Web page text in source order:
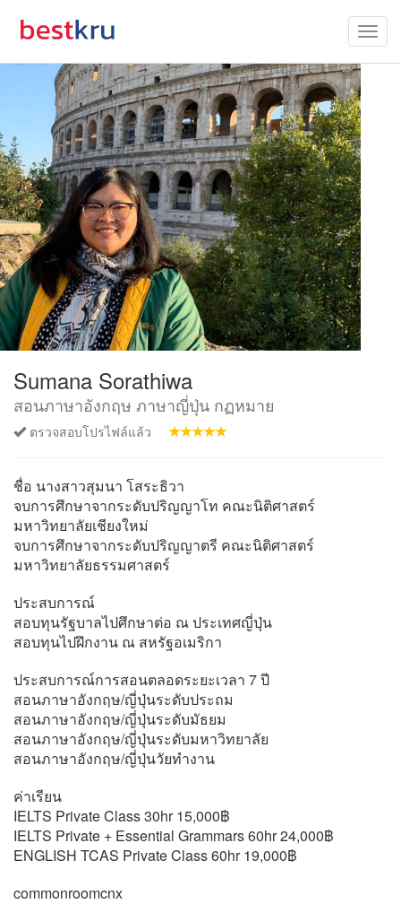
Sumana Sorathiwa
สอนภาษาอังกฤษ ภาษาญี่ปุ่น กฏหมาย
ตรวจสอบโปรไฟล์แล้ว
ชื่อ นางสาวสุมนา โสระธิวา
จบการศึกษาจากระดับปริญญาโท คณะนิติศาสตร์
มหาวิทยาลัยเชียงใหม่
จบการศึกษาจากระดับปริญญาตรี คณะนิติศาสตร์
มหาวิทยาลัยธรรมศาสตร์
ประสบการณ์
สอบทุนรัฐบาลไปศึกษาต่อ ณ ประเทศญี่ปุ่น
สอบทุนไปฝึกงาน ณ สหรัฐอเมริกา
ประสบการณ์การสอนตลอดระยะเวลา 7 ปี
สอนภาษาอังกฤษ/ญี่ปุ่นระดับประถม
สอนภาษาอังกฤษ/ญี่ปุ่นระดับมัธยม
สอนภาษาอังกฤษ/ญี่ปุ่นระดับมหาวิทยาลัย
สอนภาษาอังกฤษ/ญี่ปุ่นวัยทำงาน
ค่าเรียน
IELTS Private Class 30hr 15,000฿
IELTS Private + Essential Grammars 60hr 24,000฿
ENGLISH TCAS Private Class 60hr 19,000฿
commonroomcnx